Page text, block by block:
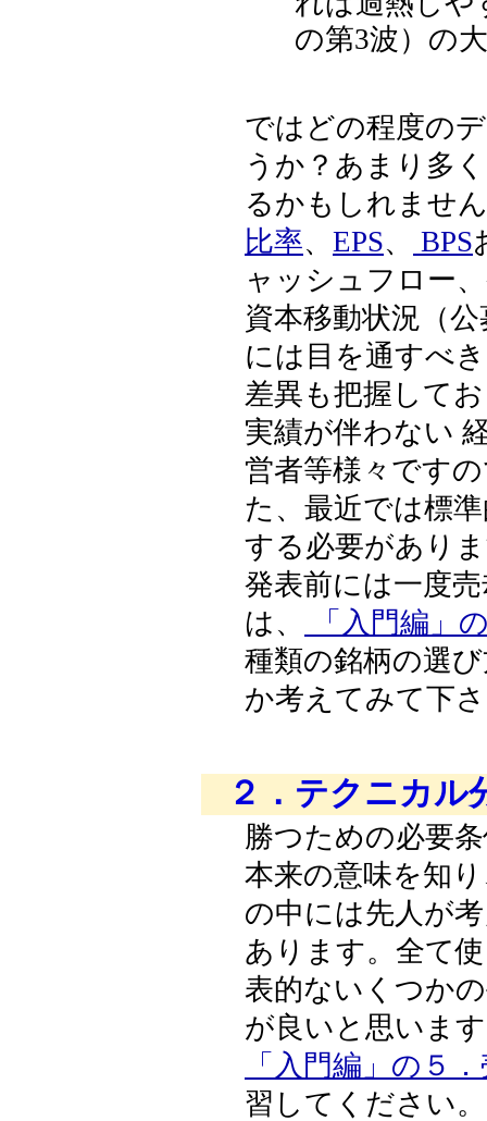
ではどの程度の
うか？あまり多くの
るかもしれませ
比率、 EPS、 BPS
ャッシュフロー、発行株
資本移動状況（
には目を通すべきでしょう。 ま
差異も把握して
実績が伴わない 経営者や、目標は控え目だが実績はいい経
営者等様々です
た、最近では標
する必要があります。 4半期業績に不安が
発表前には一度売
は、
「入門編」
種類の銘柄の選び方を
か考えてみて下
２．テクニカル
勝つための必要
本来の意味を知り
の中には先人が
あります。全て
表的ないくつか
「入門編」の５
習してください。